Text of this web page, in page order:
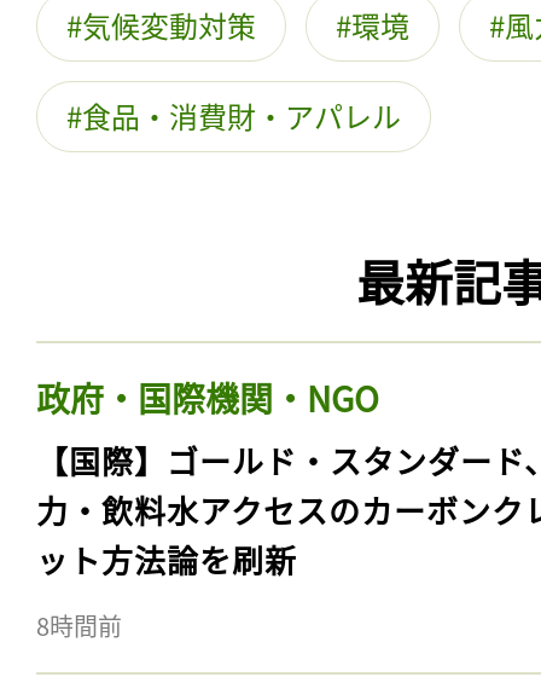
気候変動対策 環境
食品・消費財・アパレル
最新記
政府・国際機関・NGO
【国際】ゴールド・スタンダード
力・飲料水アクセスのカーボンク
ット方法論を刷新
8時間前